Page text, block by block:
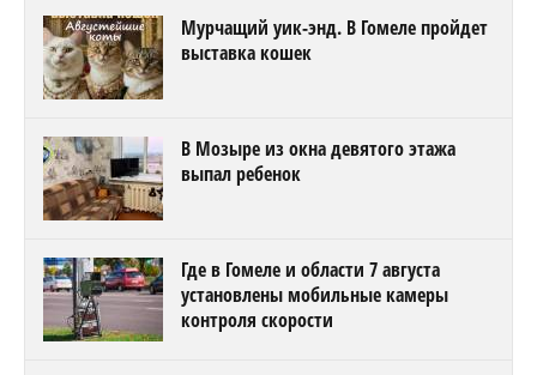
Мурчащий уик-энд. В Гомеле пройдет
выставка кошек
В Мозыре из окна девятого этажа
выпал ребенок
Где в Гомеле и области 7 августа
установлены мобильные камеры
контроля скорости